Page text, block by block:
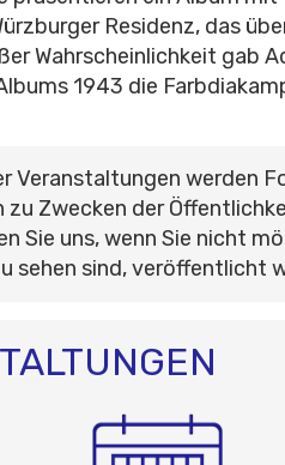
Residenz, das
Wahrscheinlichkeit gab
1943 die
Veranstaltungen werden
zu Zwecken der
Sie uns, wenn Sie nicht
sehen sind, veröffentlicht